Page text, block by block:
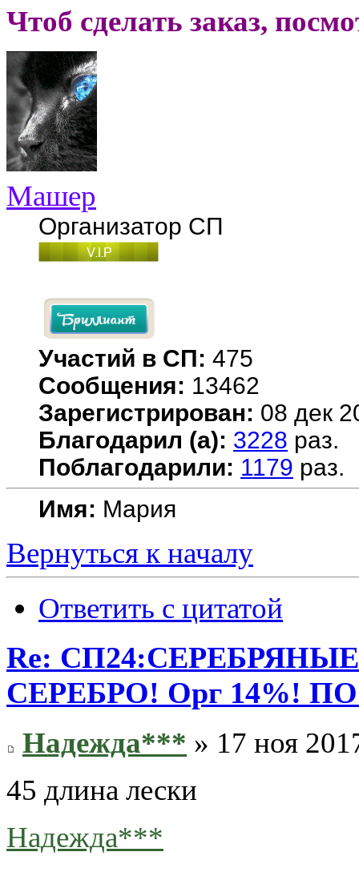
Чтоб сделать заказ,
Машер
Организатор СП
Участий в СП: 475
Сообщения: 13462
Зарегистрирован: 08 дек
Благодарил (а): 3228 раз.
Поблагодарили: 1179 раз.
Имя: Мария
Вернуться к началу
Ответить с цитатой
Re:
СЕРЕБРО! Орг 14%!
Надежда*** » 17 ноя
45 длина лески
Надежда***